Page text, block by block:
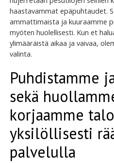
haastavammat epäpuhtaudet.
ammattimaista ja kuuraamme
myöten huolellisesti. Kun et
ylimääräistä aikaa ja vaivaa,
valinta.
Puhdistamme
sekä
korjaamme
yksilöllisesti
palvelulla